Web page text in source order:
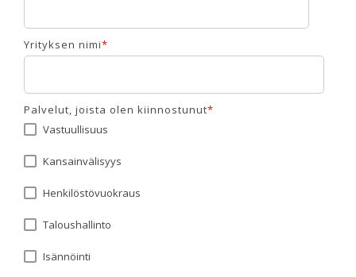
Yrityksen nimi*
Palvelut, joista olen kiinnostunut*
Vastuullisuus
Kansainvälisyys
Henkilöstövuokraus
Taloushallinto
Isännöinti